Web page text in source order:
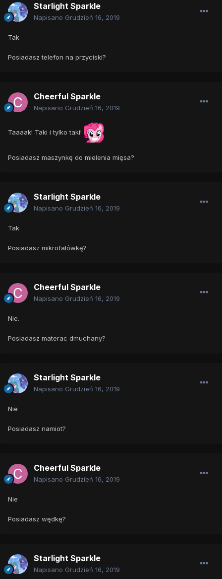
Starlight Sparkle
Napisano Grudzień 16, 2019
Tak
Posiadasz telefon na przyciski?
Cheerful Sparkle
Napisano Grudzień 16, 2019
Taaaak! Taki i tylko taki!
Posiadasz maszynkę do mielenia mięsa?
Starlight Sparkle
Napisano Grudzień 16, 2019
Tak
Posiadasz mikrofalówkę?
Cheerful Sparkle
Napisano Grudzień 16, 2019
Nie.
Posiadasz materac dmuchany?
Starlight Sparkle
Napisano Grudzień 16, 2019
Nie
Posiadasz namiot?
Cheerful Sparkle
Napisano Grudzień 16, 2019
Nie
Posiadasz wędkę?
Starlight Sparkle
Napisano Grudzień 16, 2019